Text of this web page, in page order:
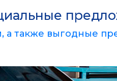
а также выгодные